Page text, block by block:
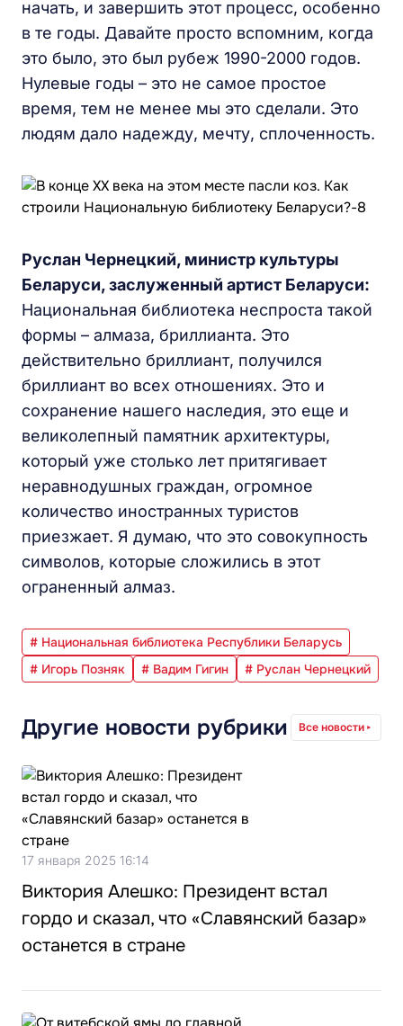
начать, и завершить этот процесс, особенно
в те годы. Давайте просто вспомним, когда
это было, это был рубеж 1990-2000 годов.
Нулевые годы – это не самое простое
время, тем не менее мы это сделали. Это
людям дало надежду, мечту, сплоченность.
Руслан Чернецкий, министр культуры
Беларуси, заслуженный артист Беларуси:
Национальная библиотека неспроста такой
формы – алмаза, бриллианта. Это
действительно бриллиант, получился
бриллиант во всех отношениях. Это и
сохранение нашего наследия, это еще и
великолепный памятник архитектуры,
который уже столько лет притягивает
неравнодушных граждан, огромное
количество иностранных туристов
приезжает. Я думаю, что это совокупность
символов, которые сложились в этот
ограненный алмаз.
# Национальная библиотека Республики Беларусь
# Игорь Позняк
# Вадим Гигин # Руслан Чернецкий
Другие новости рубрики Все новости
17 января 2025 16:14
Виктория Алешко: Президент встал
гордо и сказал, что «Славянский базар»
останется в стране